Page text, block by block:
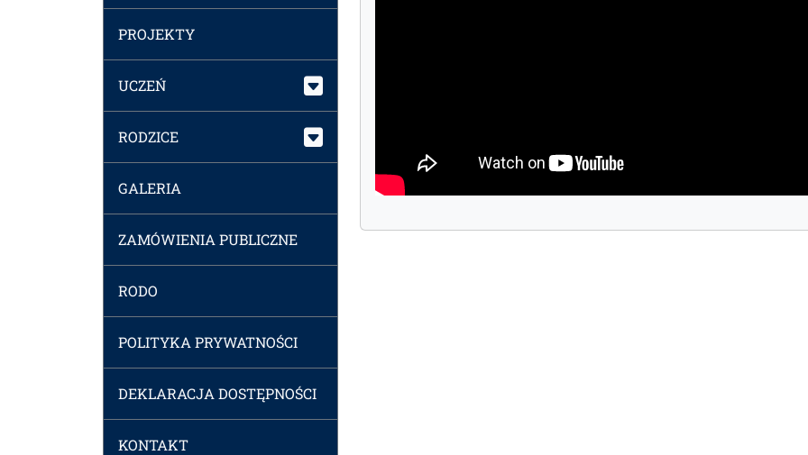
PROJEKTY
UCZEŃ
RODZICE
GALERIA
ZAMÓWIENIA PUBLICZNE
RODO
POLITYKA PRYWATNOŚCI
DEKLARACJA DOSTĘPNOŚCI
KONTAKT